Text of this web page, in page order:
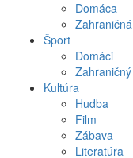
Domáca
Zahraničná
Šport
Domáci
Zahraničný
Kultúra
Hudba
Film
Zábava
Literatúra